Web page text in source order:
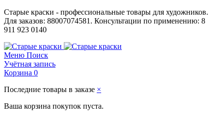
Старые краски - профессиональные товары для художников.
Для заказов: 88007074581. Консультации по применению: 8
911 923 0140
Меню Поиск
Учётная запись
Корзина 0
Последние товары в заказе ×
Ваша корзина покупок пуста.